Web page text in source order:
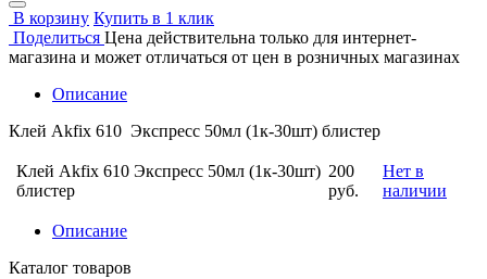
В корзину Купить в 1 клик
Поделиться Цена действительна только для интернет-
магазина и может отличаться от цен в розничных магазинах
Описание
Клей Akfix 610 Экспресс 50мл (1к-30шт) блистер
Клей Akfix 610 Экспресс 50мл (1к-30шт)
блистер
200
руб.
Нет в
наличии
Описание
Каталог товаров